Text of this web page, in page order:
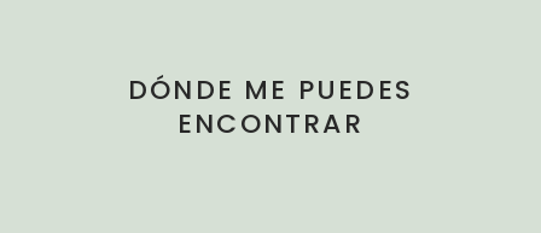
DÓNDE ME PUEDES
ENCONTRAR